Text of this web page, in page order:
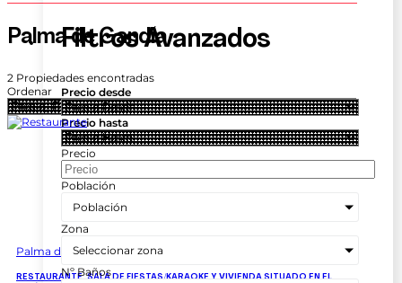
Filtros Avanzados
Precio desde
Precio hasta
Precio
Población
Población
Zona
Seleccionar zona
Nº Baños
Palma de Gandía
2 Propiedades encontradas
Ordenar
Palma de Gandia Palma de Gandía
RESTAURANTE, SALA DE FIESTAS/KARAOKE Y VIVIENDA SITUADO EN EL